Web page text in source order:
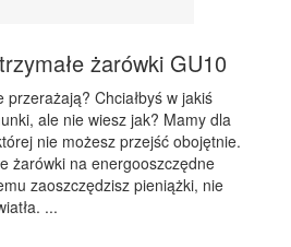
żarówki GU10
przerażają? Chciałbyś w jakiś
ale nie wiesz jak? Mamy dla
nie możesz przejść obojętnie.
żarówki na energooszczędne
zaoszczędzisz pieniążki, nie
...